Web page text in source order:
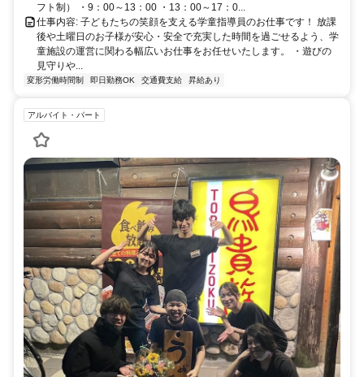
フト制） ・9：00～13：00 ・13：00～17：0...
仕事内容: 子どもたちの笑顔を支える学童指導員のお仕事です！ 放課
後や土曜日のお子様が安心・安全で充実した時間を過ごせるよう、学
童施設の運営に関わる幅広いお仕事をお任せいたします。 ・遊びの
見守りや...
変形労働時間制 即日勤務OK 交通費支給 昇給あり
アルバイト・パート